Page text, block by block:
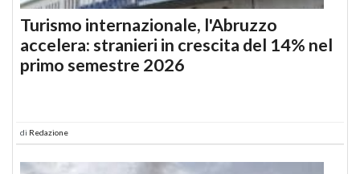
Turismo internazionale, l'Abruzzo
accelera: stranieri in crescita del 14% nel
primo semestre 2026
di Redazione